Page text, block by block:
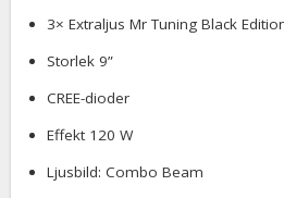
3× Extraljus Mr Tuning Black
Storlek 9”
CREE-dioder
Effekt 120 W
Ljusbild: Combo Beam